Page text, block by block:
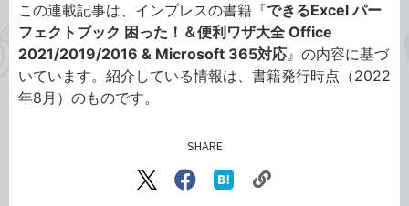
この連載記事は、インプレスの書籍『できるExcel パー
フェクトブック 困った！＆便利ワザ大全 Office
2021/2019/2016 & Microsoft 365対応』の内容に基づ
いています。紹介している情報は、書籍発行時点（2022
年8月）のものです。
SHARE
X（旧
Facebook